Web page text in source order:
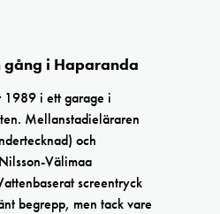
gång i Haparanda
1989 i ett garage i
Mellanstadieläraren
och
Välimaa
screentryck
begrepp, men tack vare